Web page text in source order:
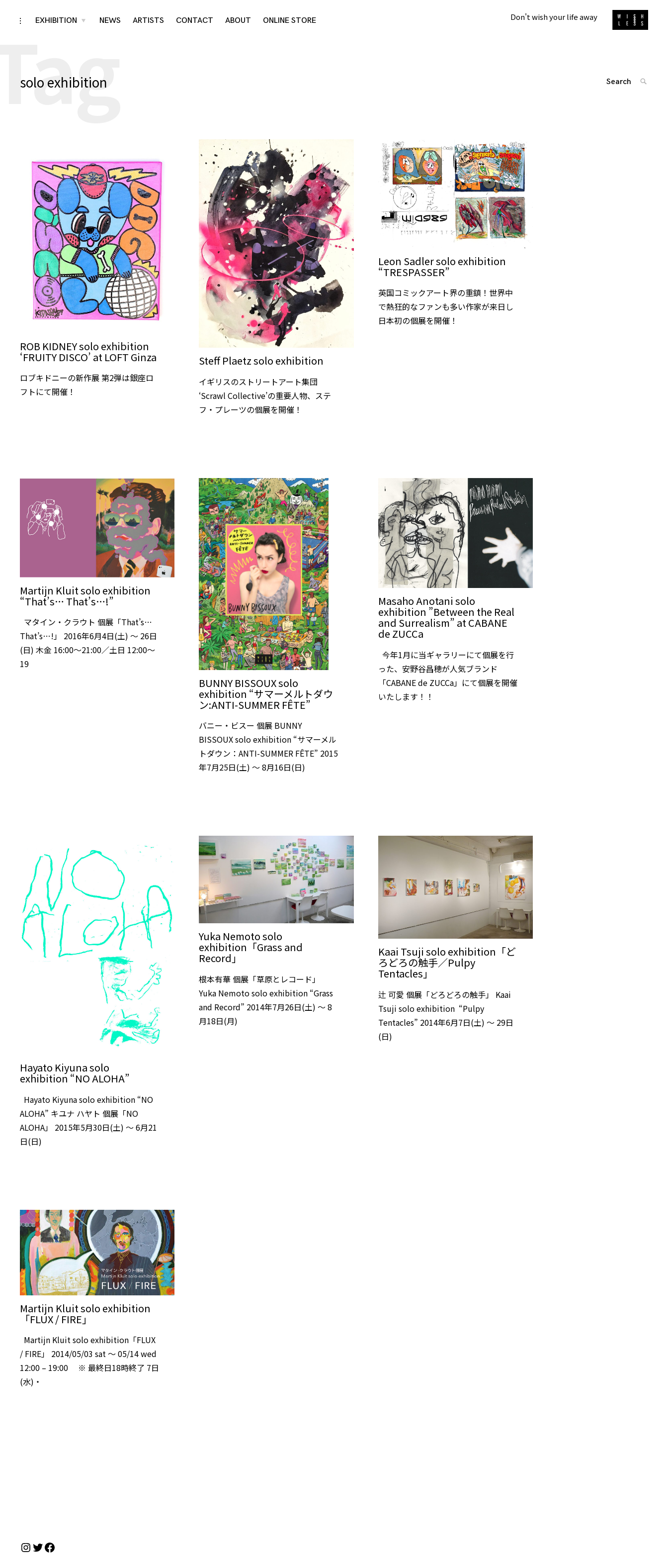
Skip
Don't wish your life away
toggleEXHIBITION
toggle
NEWS ARTISTS CONTACT ABOUT ONLINE STORE
solo exhibition
ROB KIDNEY solo exhibition
‘FRUITY DISCO’ at LOFT Ginza
ロブキドニーの新作展 第2弾は銀座ロ
フトにて開催！
Steff Plaetz solo exhibition
イギリスのストリートアート集団
‘Scrawl Collective’の重要人物、ステ
フ・プレーツの個展を開催！
Leon Sadler solo exhibition
“TRESPASSER”
英国コミックアート界の重鎮！世界中
で熱狂的なファンも多い作家が来日し
日本初の個展を開催！
Martijn Kluit solo exhibition
“That’s… That’s…!”
マタイン・クラウト 個展「That’s…
That’s…!」 2016年6月4日(土) 〜 26日
(日) 木金 16:00〜21:00／土日 12:00〜
19
BUNNY BISSOUX solo
exhibition “サマーメルトダウ
ン:ANTI-SUMMER FÊTE”
バニー・ビスー 個展 BUNNY
BISSOUX solo exhibition “サマーメル
トダウン：ANTI-SUMMER FÊTE” 2015
年7月25日(土) 〜 8月16日(日)
Masaho Anotani solo
exhibition ”Between the Real
and Surrealism” at CABANE
de ZUCCa
今年1月に当ギャラリーにて個展を行
った、安野谷昌穂が人気ブランド
「CABANE de ZUCCa」にて個展を開催
いたします！！
Hayato Kiyuna solo
exhibition “NO ALOHA”
Hayato Kiyuna solo exhibition “NO
ALOHA” キユナ ハヤト 個展「NO
ALOHA」 2015年5月30日(土) 〜 6月21
日(日)
Yuka Nemoto solo
exhibition「Grass and
Record」
根本有華 個展「草原とレコード」
Yuka Nemoto solo exhibition “Grass
and Record” 2014年7月26日(土) 〜 8
月18日(月)
Kaai Tsuji solo exhibition「ど
ろどろの触手／Pulpy
Tentacles」
辻 可愛 個展「どろどろの触手」 Kaai
Tsuji solo exhibition “Pulpy
Tentacles” 2014年6月7日(土) 〜 29日
(日)
Martijn Kluit solo exhibition
「FLUX / FIRE」
Martijn Kluit solo exhibition「FLUX
/ FIRE」 2014/05/03 sat 〜 05/14 wed
12:00 – 19:00 ※ 最終日18時終了 7日
(水)・
Instagram
Twitter
Facebook